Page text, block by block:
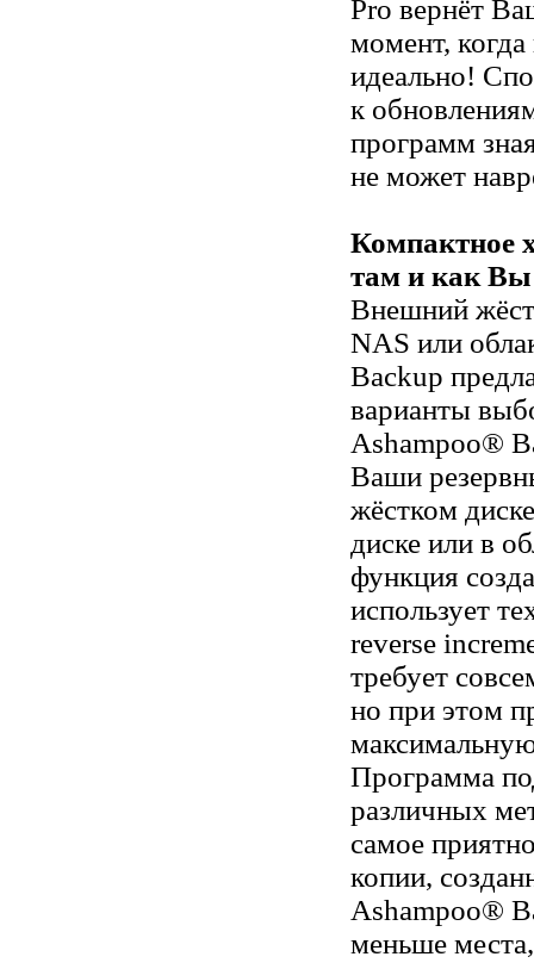
Pro вернёт
момент, когда
идеально!
к
программ
не может
Компактное
там и как Вы
Внешний
NAS или
Backup
варианты
Ashampoo®
Ваши
жёстком
диске или в
функция
использует
reverse
требует
но при этом
Программа
различных
самое
копии,
Ashampoo®
меньше